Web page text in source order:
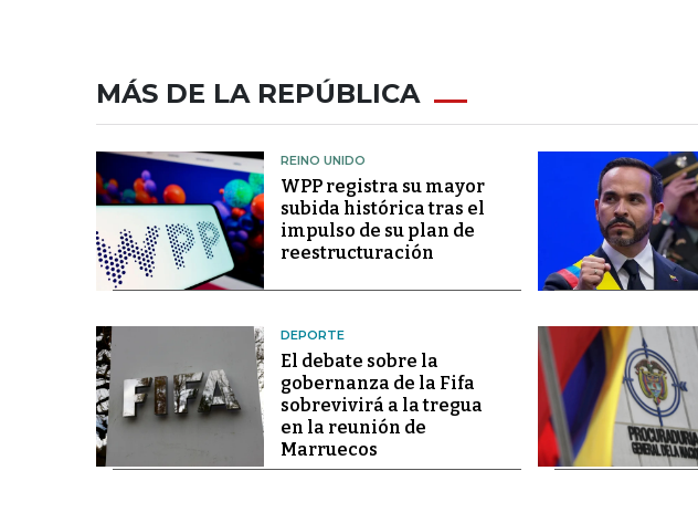
MÁS DE LA REPÚBLICA
REINO UNIDO
WPP registra su mayor
subida histórica tras el
impulso de su plan de
reestructuración
DEPORTE
El debate sobre la
gobernanza de la Fifa
sobrevivirá a la tregua
en la reunión de
Marruecos